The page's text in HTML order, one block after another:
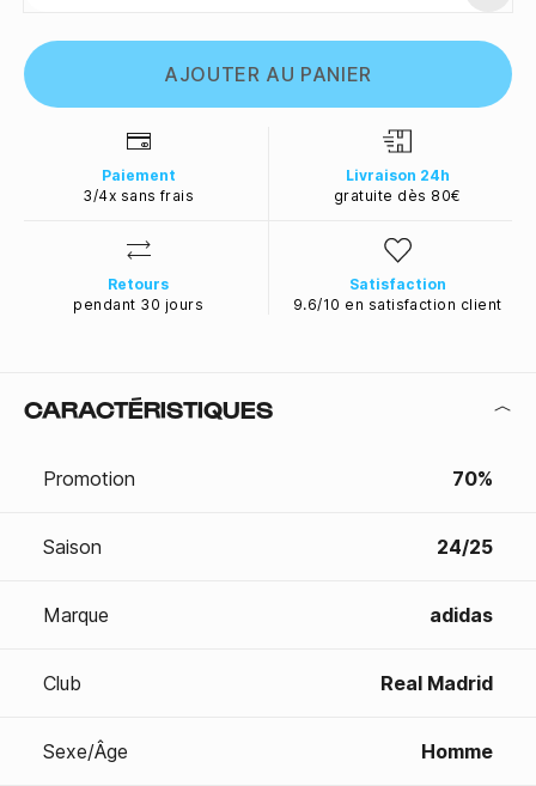
AJOUTER AU PANIER
Paiement
3/4x sans frais
Livraison 24h
gratuite dès 80€
Retours
pendant 30 jours
Satisfaction
9.6/10 en satisfaction client
CARACTÉRISTIQUES
Promotion 70%
Saison 24/25
Marque adidas
Club Real Madrid
Sexe/Âge Homme